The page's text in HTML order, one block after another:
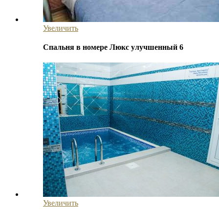
Увеличить
Спальня в номере Люкс улучшенный 6
Увеличить